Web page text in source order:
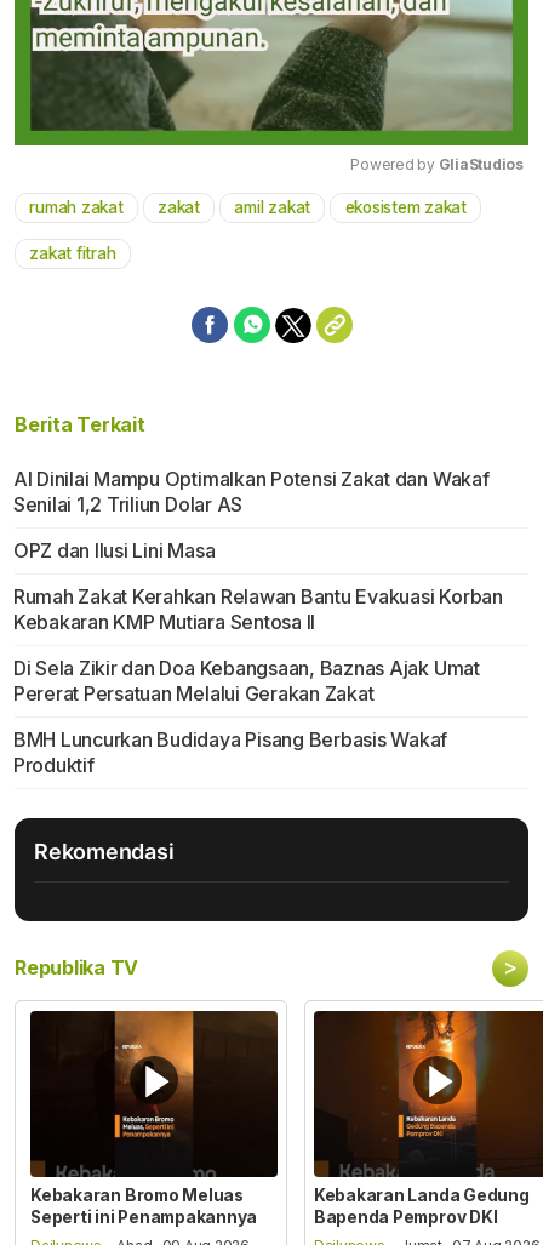
Mute
Powered by GliaStudios
rumah zakat zakat amil zakat ekosistem zakat
zakat fitrah
Berita Terkait
AI Dinilai Mampu Optimalkan Potensi Zakat dan Wakaf
Senilai 1,2 Triliun Dolar AS
OPZ dan Ilusi Lini Masa
Rumah Zakat Kerahkan Relawan Bantu Evakuasi Korban
Kebakaran KMP Mutiara Sentosa II
Di Sela Zikir dan Doa Kebangsaan, Baznas Ajak Umat
Pererat Persatuan Melalui Gerakan Zakat
BMH Luncurkan Budidaya Pisang Berbasis Wakaf
Produktif
Rekomendasi
Republika TV >
Kebakaran Bromo Meluas
Seperti ini Penampakannya
Kebakaran Landa Gedung
Bapenda Pemprov DKI